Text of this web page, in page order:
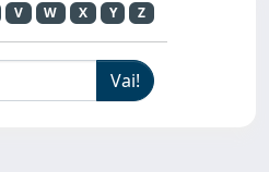
V W X Y Z